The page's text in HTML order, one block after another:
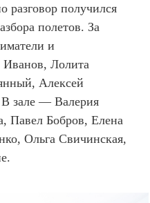
разговор получился
полетов. За
и
Лолита
Алексей
зале — Валерия
Павел Бобров, Елена
Ольга Свичинская,